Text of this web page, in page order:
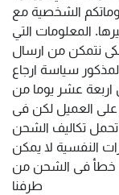
الشخصية مع
المعلومات التي
نتمكن من ارسال
سياسة ارجاع
اربعة عشر يوما من
على العميل لكن فى
تحمل تكاليف الشحن
النفسية لا يمكن
خطأ فى الشحن من
طرفنا